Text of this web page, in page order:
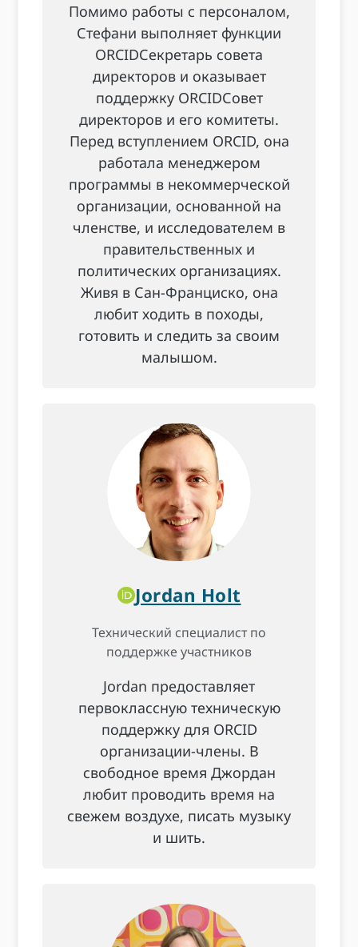
Помимо работы с персоналом,
Стефани выполняет функции
ORCIDСекретарь совета
директоров и оказывает
поддержку ORCIDСовет
директоров и его комитеты.
Перед вступлением ORCID, она
работала менеджером
программы в некоммерческой
организации, основанной на
членстве, и исследователем в
правительственных и
политических организациях.
Живя в Сан-Франциско, она
любит ходить в походы,
готовить и следить за своим
малышом.
Jordan Holt
Технический специалист по
поддержке участников
Jordan предоставляет
первоклассную техническую
поддержку для ORCID
организации-члены. В
свободное время Джордан
любит проводить время на
свежем воздухе, писать музыку
и шить.